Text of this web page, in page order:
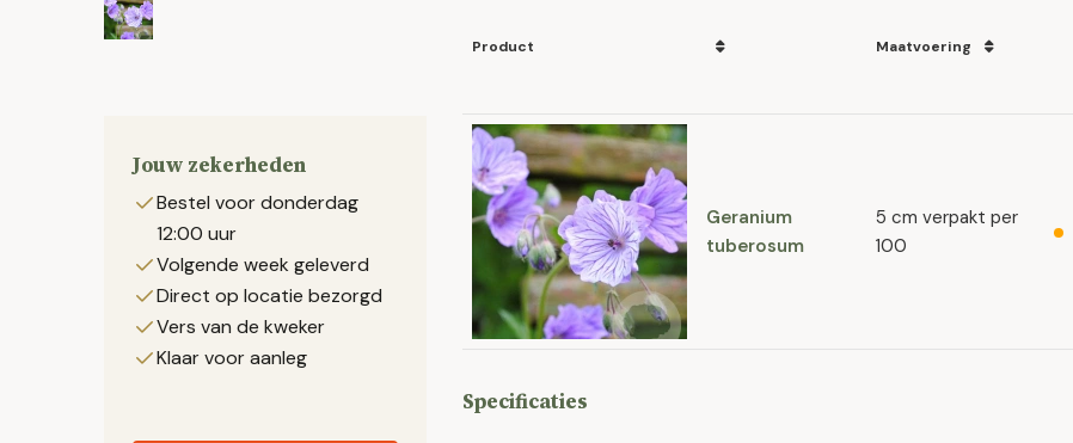
Jouw zekerheden
Bestel voor donderdag
12:00 uur
Volgende week geleverd
Direct op locatie bezorgd
Vers van de kweker
Klaar voor aanleg
Product Maatvoering
Geranium
tuberosum
5 cm verpakt per
100
Specificaties